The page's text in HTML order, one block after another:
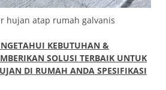
hujan atap rumah galvanis
KEBUTUHAN &
SOLUSI TERBAIK UNTUK
DI RUMAH ANDA SPESIFIKASI